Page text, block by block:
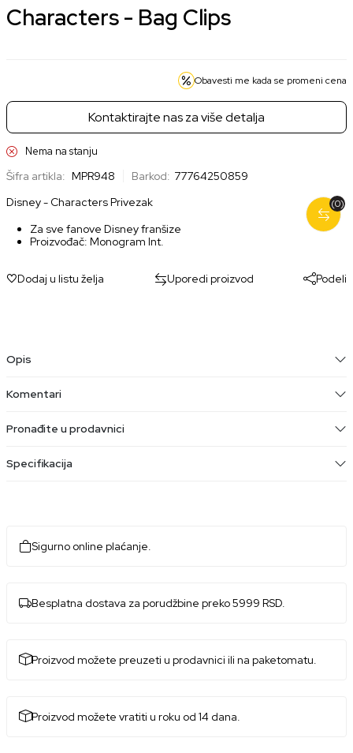
Characters - Bag Clips
Obavesti me kada se promeni cena
Kontaktirajte nas za više detalja
Nema na stanju
Šifra artikla: MPR948 Barkod: 77764250859
Disney - Characters Privezak
Za sve fanove Disney franšize
Proizvođač: Monogram Int.
Dodaj u listu želja Uporedi proizvod Podeli
(0)
Opis
Komentari
Pronađite u prodavnici
Specifikacija
Sigurno online plaćanje.
Besplatna dostava za porudžbine preko 5999 RSD.
Proizvod možete preuzeti u prodavnici ili na paketomatu.
Proizvod možete vratiti u roku od 14 dana.